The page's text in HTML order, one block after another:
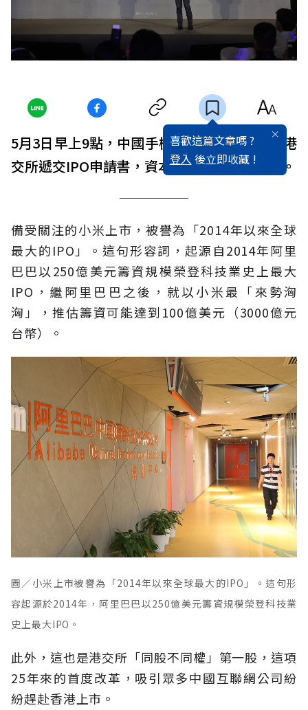
喜歡這篇文章嗎 ?
登入 後立即收藏 !
5月3日早上9點，中國手機製造商小米正式向港
交所遞交IPO申請書，資本市場頓時人人震動。
備受關注的小米上市，被譽為「2014年以來全球
最大的IPO」。這句形容詞，起源自2014年阿里
巴巴以250億美元籌資規模榮登科技業史上最大
IPO，繼阿里巴巴之後，就以小米最「來勢洶
洶」，推估籌資可能達到100億美元（3000億元
台幣）。
圖／小米上市被譽為「2014年以來全球最大的IPO」。這句形
容起源於2014年，阿里巴巴以250億美元籌資規模榮登科技業
史上最大IPO。
此外，這也是港交所「同股不同權」第一股，這項
25年來的首度改革，吸引眾多中國互聯網公司紛
紛趕赴香港上市。